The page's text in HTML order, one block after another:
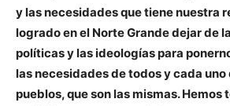
y las necesidades que tiene nuestra
logrado en el Norte Grande dejar de
políticas y las ideologías para
las necesidades de todos y cada uno
pueblos, que son las mismas. Hemos